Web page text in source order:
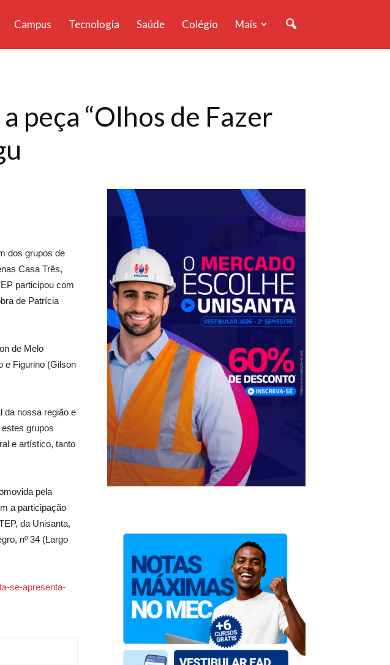
Campus Tecnologia Saúde Colégio Mais
peça “Olhos de Fazer
dos grupos de
Casa Três,
participou com
de Patrícia
de Melo
e Figurino (Gilson
da nossa região e
grupos
e artístico, tanto
pela
a participação
da Unisanta,
nº 34 (Largo
se-apresenta-